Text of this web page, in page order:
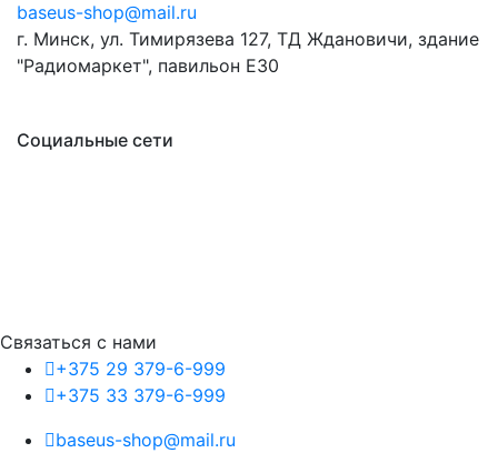
baseus-shop@mail.ru
г. Минск, ул. Тимирязева 127, ТД Ждановичи, здание
"Радиомаркет", павильон E30
Социальные сети
Связаться с нами
+375 29 379-6-999
+375 33 379-6-999
baseus-shop@mail.ru